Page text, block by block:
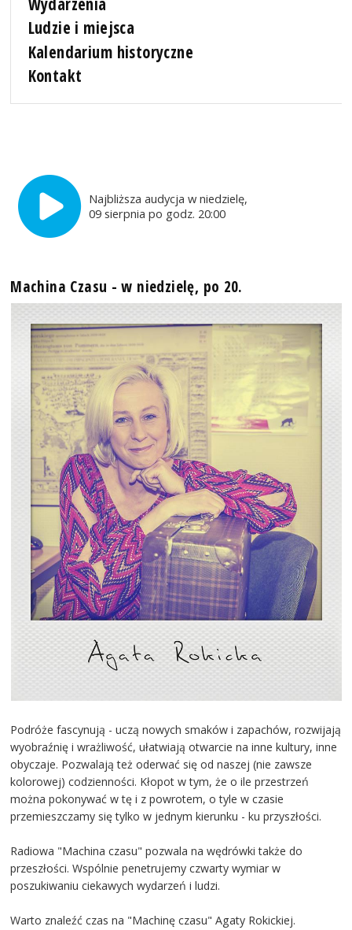
Ludzie i miejsca
Kalendarium historyczne
Kontakt
Najbliższa audycja w niedzielę,
09 sierpnia po godz. 20:00
Machina Czasu - w niedzielę, po 20.
Podróże fascynują - uczą nowych smaków i zapachów, rozwijają
wyobraźnię i wrażliwość, ułatwiają otwarcie na inne kultury, inne
obyczaje. Pozwalają też oderwać się od naszej (nie zawsze
kolorowej) codzienności. Kłopot w tym, że o ile przestrzeń
można pokonywać w tę i z powrotem, o tyle w czasie
przemieszczamy się tylko w jednym kierunku - ku przyszłości.
Radiowa "Machina czasu" pozwala na wędrówki także do
przeszłości. Wspólnie penetrujemy czwarty wymiar w
poszukiwaniu ciekawych wydarzeń i ludzi.
Warto znaleźć czas na "Machinę czasu" Agaty Rokickiej.